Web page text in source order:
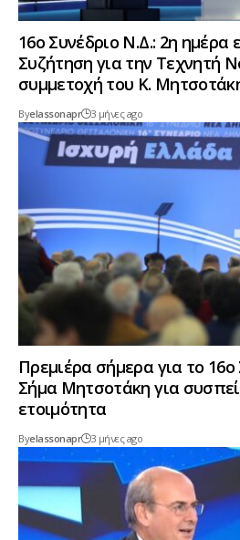
16ο Συνέδριο Ν.Δ.: 2η ημέρα
Συζήτηση για την Τεχνητή
συμμετοχή του Κ.
Byelassonapr 3 μήνες ago
Πρεμιέρα σήμερα για το
Σήμα Μητσοτάκη για
ετοιμότητα
Byelassonapr 3 μήνες ago